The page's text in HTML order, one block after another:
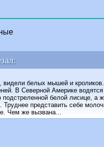
видели белых мышей и
В Северной Америке
подстреленной белой лисице, а
Труднее представить себе
Чем же вызвана...